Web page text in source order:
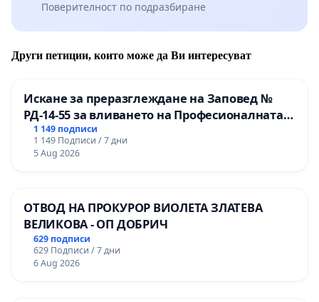
Поверителност по подразбиране
Други петиции, които може да Ви интересуват
Искане за преразглеждане на Заповед №
РД-14-55 за вливането на Професионалната
гимназия по промишлени технологии в
Професионалната гимназия по икономика и
мениджмънт – гр. Пазарджик
1 149 подписи
1 149 Подписи / 7 дни
5 Aug 2026
ОТВОД НА ПРОКУРОР ВИОЛЕТА ЗЛАТЕВА
ВЕЛИКОВА - ОП ДОБРИЧ
629 подписи
629 Подписи / 7 дни
6 Aug 2026